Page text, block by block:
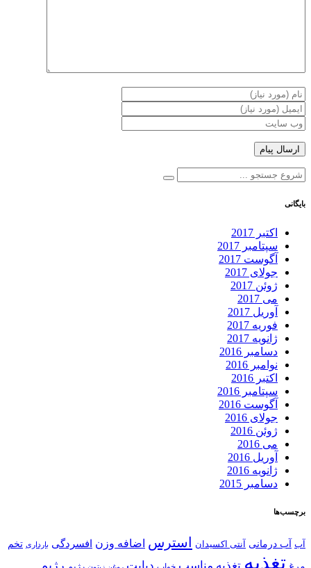
بایگانی
اکتبر 2017
سپتامبر 2017
آگوست 2017
جولای 2017
ژوئن 2017
می 2017
آوریل 2017
فوریه 2017
ژانویه 2017
دسامبر 2016
نوامبر 2016
اکتبر 2016
سپتامبر 2016
آگوست 2016
جولای 2016
ژوئن 2016
می 2016
آوریل 2016
ژانویه 2016
دسامبر 2015
برچسب‌ها
آب آب درمانی آنتی اکسیدان استرس اضافه وزن افسردگی بارداری تخم
تغذیه رژیم